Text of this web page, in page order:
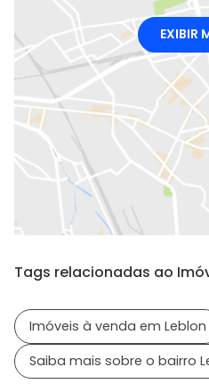
EXIBIR
Tags relacionadas ao
Imóveis à venda em Leblon
Saiba mais sobre o bairro